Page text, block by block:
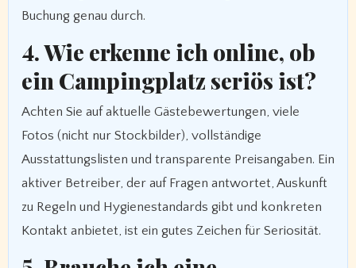
Buchung genau durch.
4. Wie erkenne ich online, ob
ein Campingplatz seriös ist?
Achten Sie auf aktuelle Gästebewertungen, viele
Fotos (nicht nur Stockbilder), vollständige
Ausstattungslisten und transparente Preisangaben. Ein
aktiver Betreiber, der auf Fragen antwortet, Auskunft
zu Regeln und Hygienestandards gibt und konkreten
Kontakt anbietet, ist ein gutes Zeichen für Seriosität.